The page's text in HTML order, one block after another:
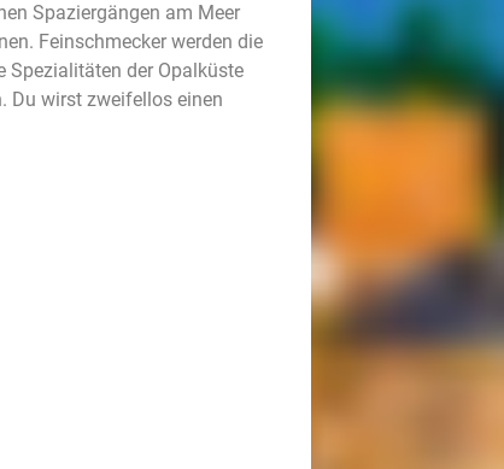
Spaziergängen am Meer
Feinschmecker werden die
Spezialitäten der Opalküste
Du wirst zweifellos einen